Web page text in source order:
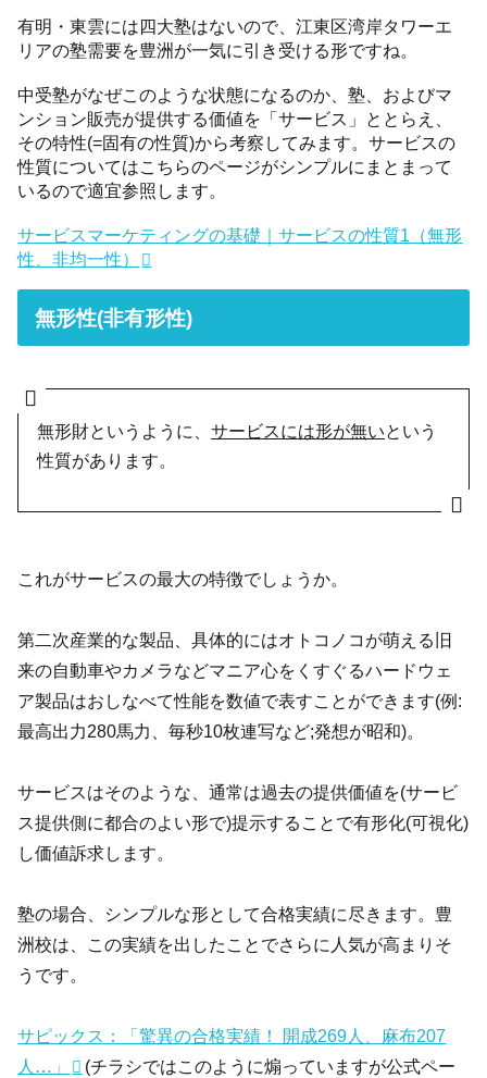
有明・東雲には四大塾はないので、江東区湾岸タワーエ
リアの塾需要を豊洲が一気に引き受ける形ですね。
中受塾がなぜこのような状態になるのか、塾、およびマ
ンション販売が提供する価値を「サービス」ととらえ、
その特性(=固有の性質)から考察してみます。サービスの
性質についてはこちらのページがシンプルにまとまって
いるので適宜参照します。
サービスマーケティングの基礎｜サービスの性質1（無形
性、非均一性）
無形性(非有形性)
無形財というように、サービスには形が無いという
性質があります。
これがサービスの最大の特徴でしょうか。
第二次産業的な製品、具体的にはオトコノコが萌える旧
来の自動車やカメラなどマニア心をくすぐるハードウェ
ア製品はおしなべて性能を数値で表すことができます(例:
最高出力280馬力、毎秒10枚連写など;発想が昭和)。
サービスはそのような、通常は過去の提供価値を(サービ
ス提供側に都合のよい形で)提示することで有形化(可視化)
し価値訴求します。
塾の場合、シンプルな形として合格実績に尽きます。豊
洲校は、この実績を出したことでさらに人気が高まりそ
うです。
サピックス：「驚異の合格実績！ 開成269人、麻布207
人…」
(チラシではこのように煽っていますが公式ペー